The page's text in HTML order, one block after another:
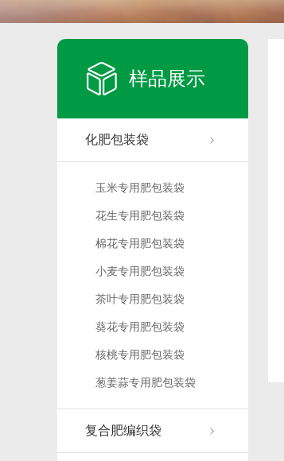
样品展示
化肥包装袋
玉米专用肥包装袋
花生专用肥包装袋
棉花专用肥包装袋
小麦专用肥包装袋
茶叶专用肥包装袋
葵花专用肥包装袋
核桃专用肥包装袋
葱姜蒜专用肥包装袋
复合肥编织袋